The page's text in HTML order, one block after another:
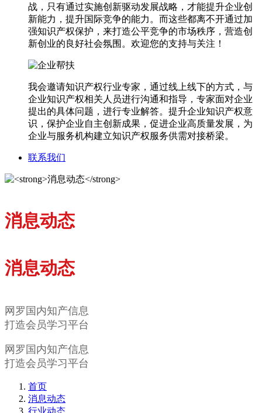
战，只有通过实施创新驱动发展战略，才能提升企业创
新能力，提升国际竞争的能力。而这些都离不开通过加
强知识产权保护，来打造公平竞争的市场秩序，营造创
新创业的良好社会氛围。欢迎您的支持与关注！
我会邀请知识产权行业专家，通过线上线下的方式，与
企业知识产权相关人员进行沟通和指导，专家面对企业
提出的具体问题，进行专业解答。提升企业知识产权意
识，保护企业自主创新成果，促进企业高质量发展，为
企业与服务机构建立知识产权服务供需对接桥梁。
联系我们
消息动态
消息动态
网罗国内知产信息
打造会员学习平台
网罗国内知产信息
打造会员学习平台
首页
消息动态
行业动态